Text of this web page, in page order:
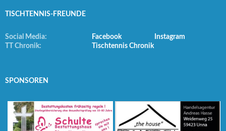
TISCHTENNIS-FREUNDE
Social Media: Facebook
Instagram
TT Chronik:
Tischtennis Chronik
SPONSOREN